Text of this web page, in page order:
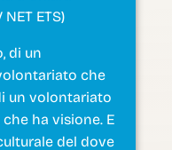
ETS)
di un
che
un volontariato
ha visione. E
del dove